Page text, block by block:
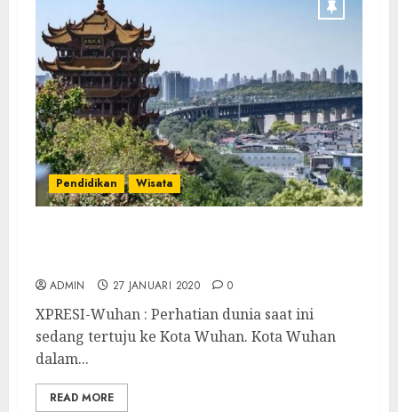
Pendidikan Wisata
ADMIN 27 JANUARI 2020 0
XPRESI-Wuhan : Perhatian dunia saat ini
sedang tertuju ke Kota Wuhan. Kota Wuhan
dalam...
READ MORE